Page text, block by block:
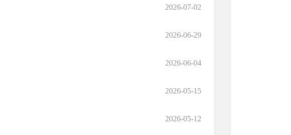
2026-07-02
2026-06-29
2026-06-04
2026-05-15
2026-05-12